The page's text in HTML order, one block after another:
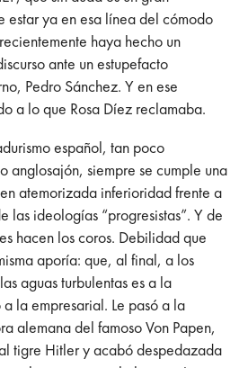
estar ya en esa línea del cómodo
haya hecho un
ante un estupefacto
Pedro Sánchez. Y en ese
a lo que Rosa Díez reclamaba.
español, tan poco
anglosajón, siempre se cumple una
atemorizada inferioridad frente a
las ideologías “progresistas”. Y de
hacen los coros. Debilidad que
aporía: que, al final, a los
aguas turbulentas es a la
la empresarial. Le pasó a la
alemana del famoso Von Papen,
tigre Hitler y acabó despedazada